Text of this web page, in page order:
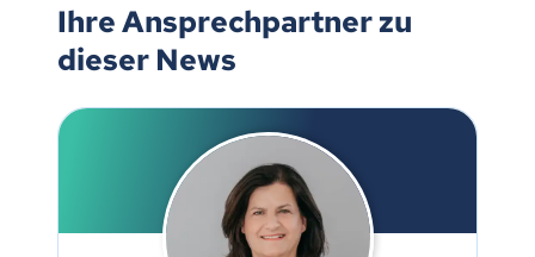
Ihre Ansprechpartner zu
dieser News